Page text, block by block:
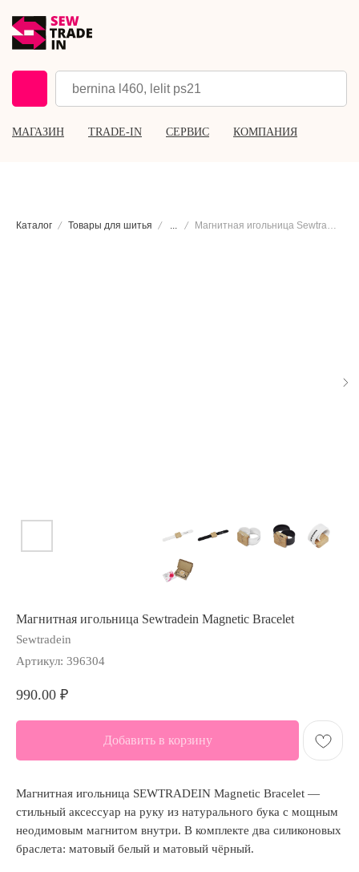
МАГАЗИН TRADE-IN СЕРВИС КОМПАНИЯ
Каталог Товары для шитья
Магнитная игольница Sewtradein Magnetic Bracelet
Sewtradein
Артикул: 396304
990.00 ₽
Добавить в корзину
Магнитная игольница SEWTRADEIN Magnetic Bracelet —
стильный аксессуар на руку из натурального бука с мощным
неодимовым магнитом внутри. В комплекте два силиконовых
браслета: матовый белый и матовый чёрный.